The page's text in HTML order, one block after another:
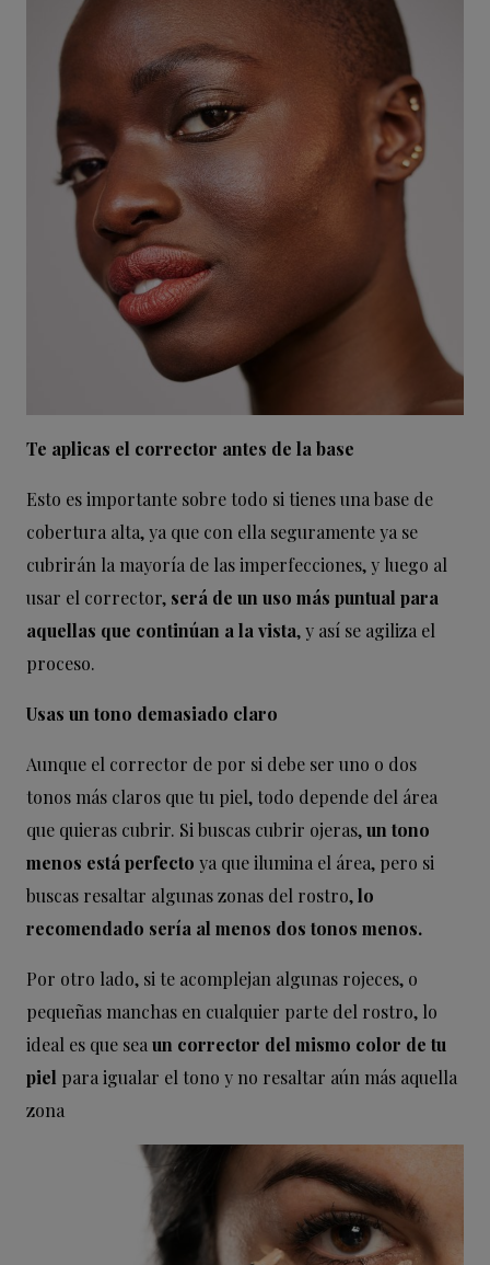
Te aplicas el corrector antes de la base
Esto es importante sobre todo si tienes una base de
cobertura alta, ya que con ella seguramente ya se
cubrirán la mayoría de las imperfecciones, y luego al
usar el corrector, será de un uso más puntual para
aquellas que continúan a la vista, y así se agiliza el
proceso.
Usas un tono demasiado claro
Aunque el corrector de por si debe ser uno o dos
tonos más claros que tu piel, todo depende del área
que quieras cubrir. Si buscas cubrir ojeras,un tono
menos está perfecto ya que ilumina el área, pero si
buscas resaltar algunas zonas del rostro,lo
recomendado sería al menos dos tonos menos.
Por otro lado, si te acomplejan algunas rojeces, o
pequeñas manchas en cualquier parte del rostro, lo
ideal es que sea un corrector del mismo color de tu
piel para igualar el tono y no resaltar aún más aquella
zona